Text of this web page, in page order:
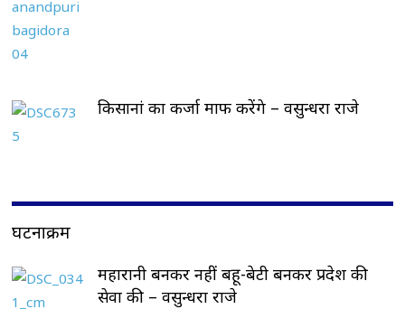
किसानां का कर्जा माफ करेंगे – वसुन्धरा राजे
घटनाक्रम
महारानी बनकर नहीं बहू-बेटी बनकर प्रदेश की
सेवा की – वसुन्धरा राजे